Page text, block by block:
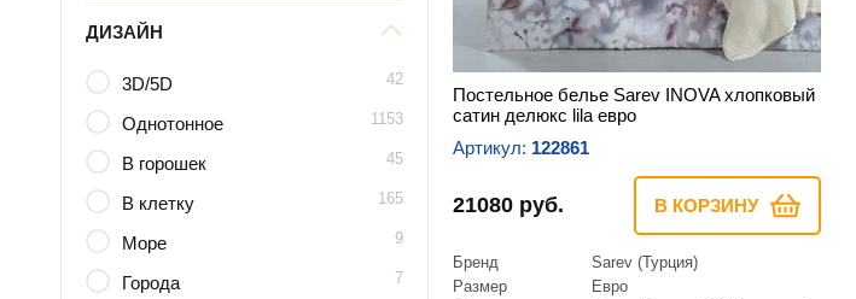
ДИЗАЙН
3D/5D 42
Однотонное 1153
В горошек 45
В клетку 165
Море 9
Города 7
Постельное белье Sarev INOVA хлопковый
сатин делюкс lila евро
Артикул: 122861
21080 руб. В КОРЗИНУ
Бренд
Sarev (Турция)
Размер
Евро